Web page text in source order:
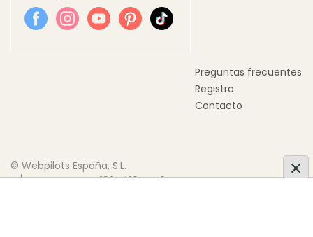
Preguntas frecuentes
Registro
Contacto
© Webpilots España, S.L.
C/ Doctor Trueta, 183, Pl.10 Pta.6